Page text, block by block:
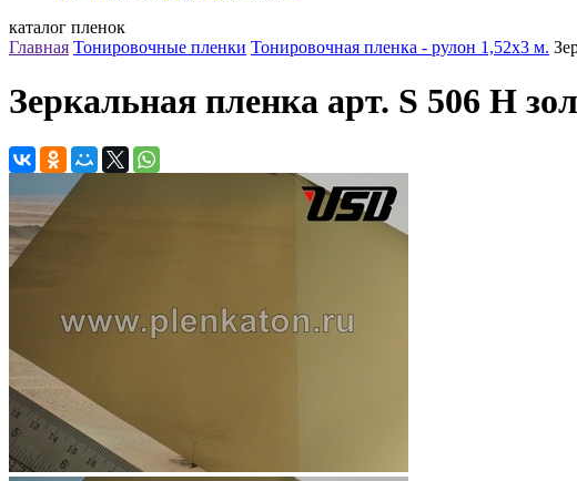
каталог пленок
Главная Тонировочные пленки Тонировочная пленка - рулон 1,52х3 м.
Зеркальная пленка арт. S 506 H